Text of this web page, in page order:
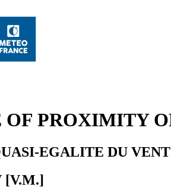
OF PROXIMITY
EGALITE DU
[V.M.]